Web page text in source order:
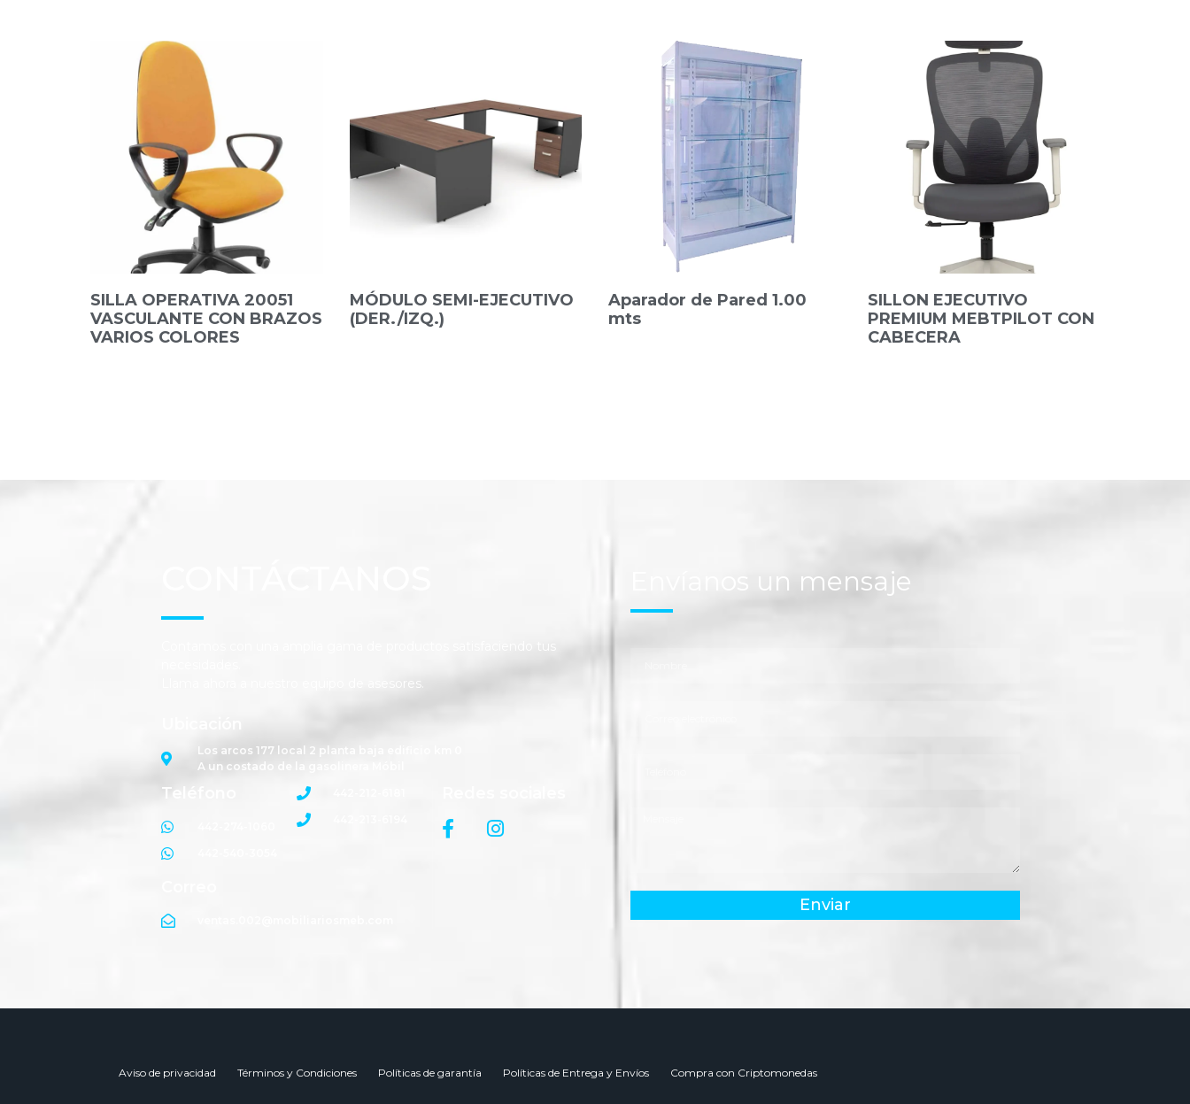
SILLA OPERATIVA 20051
VASCULANTE CON BRAZOS
VARIOS COLORES
MÓDULO SEMI-EJECUTIVO
(DER./IZQ.)
Aparador de Pared 1.00
mts
SILLON EJECUTIVO
PREMIUM MEBTPILOT CON
CABECERA
Llama ahora a nuestro equipo de asesores.
Los arcos 177 local 2 planta baja edificio km 0
A un costado de la gasolinera Móbil
Teléfono
Envíanos un mensaje
Enviar
Aviso de privacidad Términos y Condiciones Políticas de garantía Políticas de Entrega y Envíos Compra con Criptomonedas